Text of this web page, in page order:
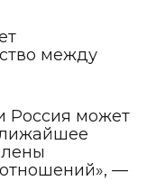
между
Россия может
—